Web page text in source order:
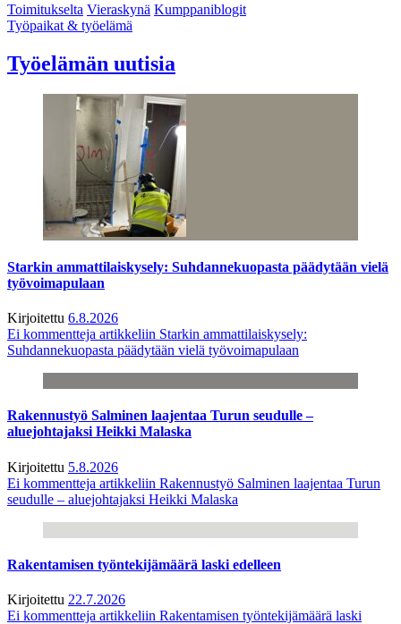
Toimitukselta Vieraskynä Kumppaniblogit
Työpaikat & työelämä
Työelämän uutisia
Starkin ammattilaiskysely: Suhdannekuopasta päädytään vielä
työvoimapulaan
Kirjoitettu 6.8.2026
Ei kommentteja artikkeliin Starkin ammattilaiskysely:
Suhdannekuopasta päädytään vielä työvoimapulaan
Rakennustyö Salminen laajentaa Turun seudulle –
aluejohtajaksi Heikki Malaska
Kirjoitettu 5.8.2026
Ei kommentteja artikkeliin Rakennustyö Salminen laajentaa Turun
seudulle – aluejohtajaksi Heikki Malaska
Rakentamisen työntekijämäärä laski edelleen
Kirjoitettu 22.7.2026
Ei kommentteja artikkeliin Rakentamisen työntekijämäärä laski